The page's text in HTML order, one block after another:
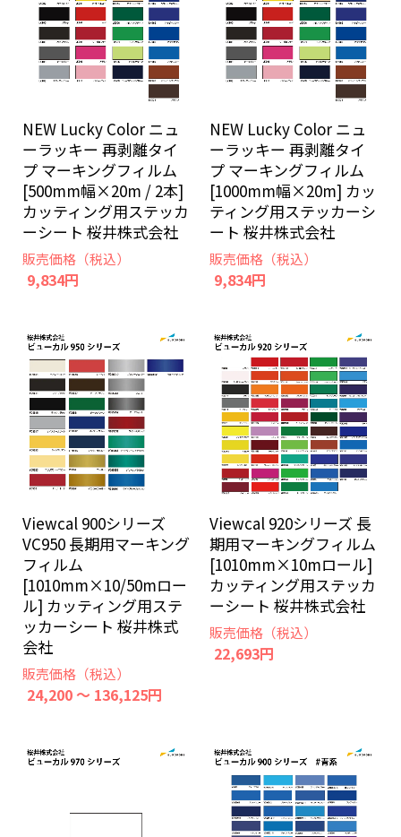
NEW Lucky Color ニュ
ーラッキー 再剥離タイ
プ マーキングフィルム
[500mm幅×20m / 2本]
カッティング用ステッカ
ーシート 桜井株式会社
販売価格（税込）
9,834円
NEW Lucky Color ニュ
ーラッキー 再剥離タイ
プ マーキングフィルム
[1000mm幅×20m] カッ
ティング用ステッカーシ
ート 桜井株式会社
販売価格（税込）
9,834円
Viewcal 900シリーズ
VC950 長期用マーキング
フィルム
[1010mm×10/50mロー
ル] カッティング用ステ
ッカーシート 桜井株式
会社
販売価格（税込）
24,200 ～ 136,125円
Viewcal 920シリーズ 長
期用マーキングフィルム
[1010mm×10mロール]
カッティング用ステッカ
ーシート 桜井株式会社
販売価格（税込）
22,693円